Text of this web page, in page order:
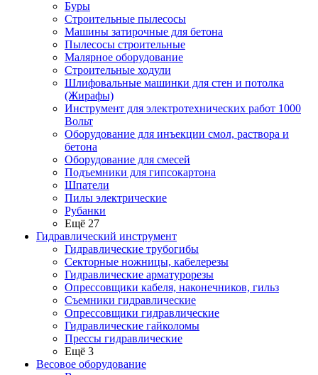
Буры
Строительные пылесосы
Машины затирочные для бетона
Пылесосы строительные
Малярное оборудование
Строительные ходули
Шлифовальные машинки для стен и потолка
(Жирафы)
Инструмент для электротехнических работ 1000
Вольт
Оборудование для инъекции смол, раствора и
бетона
Оборудование для смесей
Подъемники для гипсокартона
Шпатели
Пилы электрические
Рубанки
Ещё 27
Гидравлический инструмент
Гидравлические трубогибы
Секторные ножницы, кабелерезы
Гидравлические арматурорезы
Опрессовщики кабеля, наконечников, гильз
Съемники гидравлические
Опрессовщики гидравлические
Гидравлические гайколомы
Прессы гидравлические
Ещё 3
Весовое оборудование